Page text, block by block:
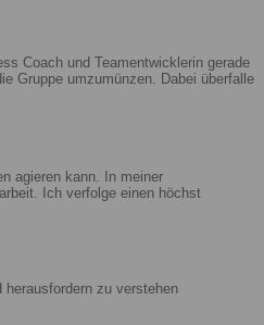
Coach und Teamentwicklerin gerade
Gruppe umzumünzen. Dabei überfalle
agieren kann. In meiner
Ich verfolge einen höchst
zu verstehen